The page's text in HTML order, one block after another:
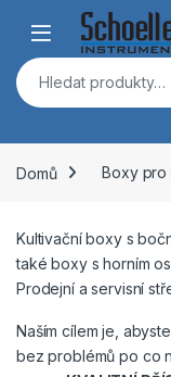
Skip to navigation
Skip to content
Open
Hledat:
Domů Boxy pro
Kultivační boxy s
také boxy s horním
Prodejní a servisní
Naším cílem je,
bez problémů po co